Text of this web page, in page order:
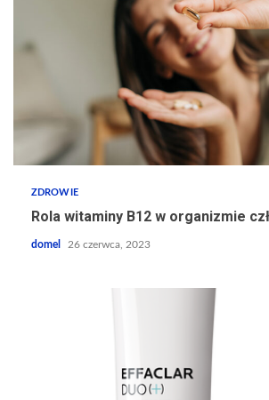
ZDROWIE
Rola witaminy B12 w organizmie
domel 26 czerwca, 2023